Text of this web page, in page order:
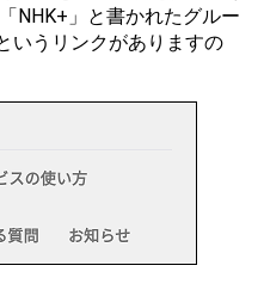
NHK+」と書かれたグルー
いうリンクがありますの